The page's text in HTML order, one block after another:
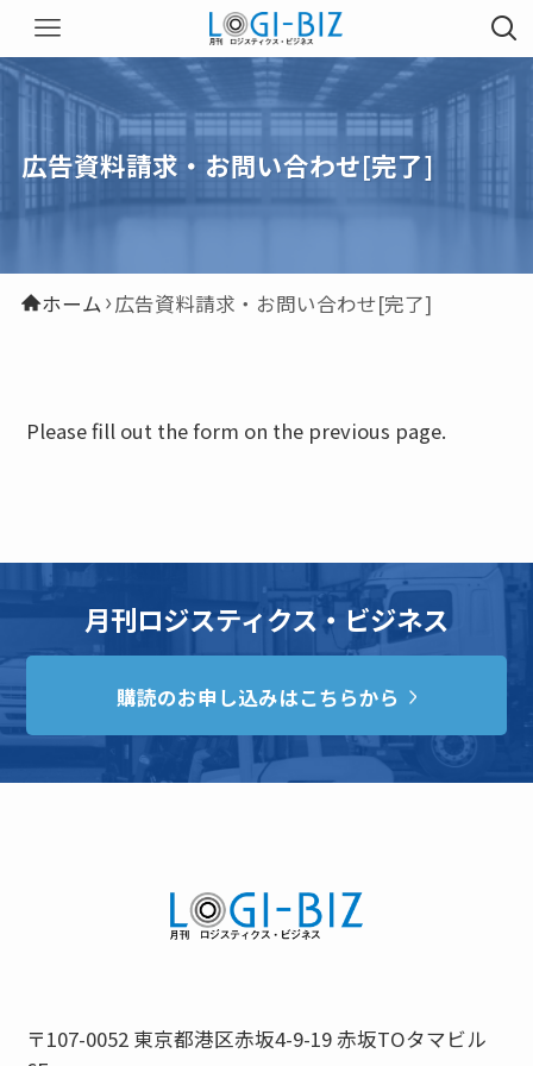
広告資料請求・お問い合わせ[完了]
ホーム 広告資料請求・お問い合わせ[完了]
Please fill out the form on the previous page.
月刊ロジスティクス・ビジネス
購読のお申し込みはこちらから
〒107-0052 東京都港区赤坂4-9-19 赤坂TOタマビル